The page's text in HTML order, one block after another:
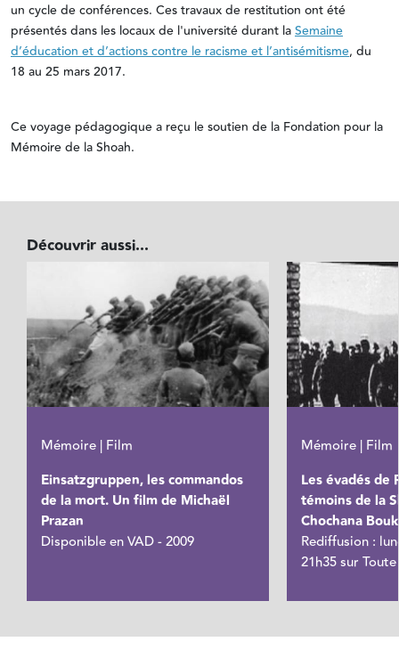
un cycle de conférences. Ces travaux de restitution ont été
présentés dans les locaux de l'université durant laSemaine
d’éducation et d’actions contre le racisme et l’antisémitisme, du
18 au 25 mars 2017.
Ce voyage pédagogique a reçu le soutien de la Fondation pour la
Mémoire de la Shoah.
Découvrir aussi...
Mémoire | Film
Einsatzgruppen, les commandos
de la mort. Un film de Michaël
Prazan
Disponible en VAD - 2009
Mémoire | Film
Les évadés de
témoins de la
Chochana
Rediffusion :
21h35 sur